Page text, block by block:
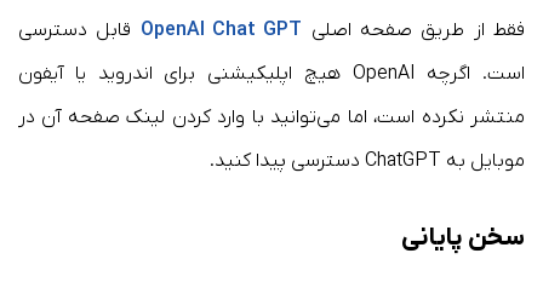
فقط از طریق صفحه اصلی OpenAI Chat GPT قابل دسترسی
است. اگرچه OpenAI هیچ اپلیکیشنی برای اندروید یا آیفون
منتشر نکرده است، اما می‌توانید با وارد کردن لینک صفحه آن در
موبایل به ChatGPT دسترسی پیدا کنید.
سخن پایانی